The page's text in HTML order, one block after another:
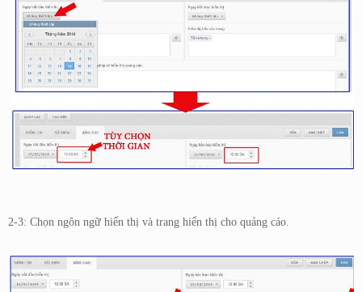
2-3: Chọn ngôn ngữ hiển thị và trang hiển thị cho quảng cáo.